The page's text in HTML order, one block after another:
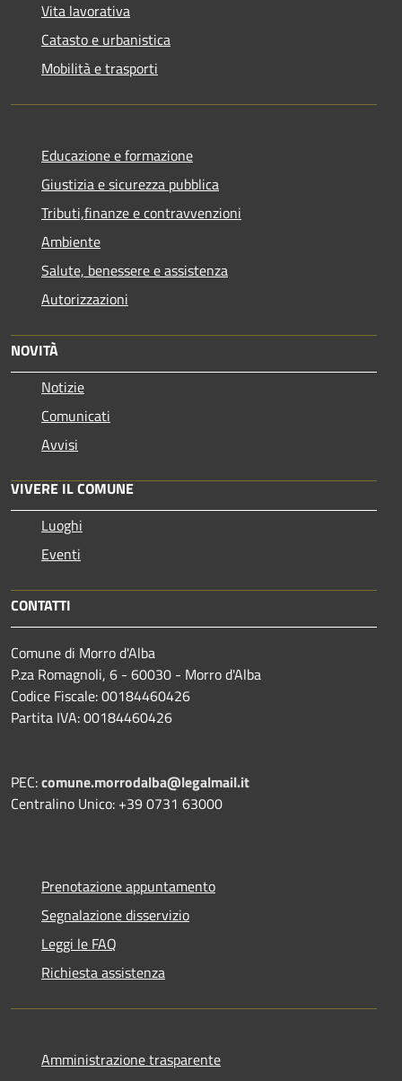
Vita lavorativa
Catasto e urbanistica
Mobilità e trasporti
Educazione e formazione
Giustizia e sicurezza pubblica
Tributi,finanze e contravvenzioni
Ambiente
Salute, benessere e assistenza
Autorizzazioni
NOVITÀ
Notizie
Comunicati
Avvisi
VIVERE IL COMUNE
Luoghi
Eventi
CONTATTI
Comune di Morro d'Alba
P.za Romagnoli, 6 - 60030 - Morro d'Alba
Codice Fiscale: 00184460426
Partita IVA: 00184460426
PEC:comune.morrodalba@legalmail.it
Centralino Unico: +39 0731 63000
Prenotazione appuntamento
Segnalazione disservizio
Leggi le FAQ
Richiesta assistenza
Amministrazione trasparente